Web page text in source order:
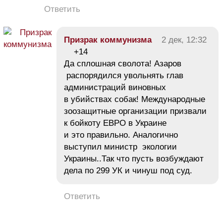
Ответить
Призрак коммунизма
2 дек, 12:32
+14
Да сплошная сволота! Азаров
распорядился увольнять глав
администраций виновных
в убийствах собак! Международные
зоозащитные организации призвали
к бойкоту ЕВРО в Украине
и это правильно. Аналогично
выступил министр экологии
Украины..Так что пусть возбуждают
дела по 299 УК и чинуш под суд.
Ответить